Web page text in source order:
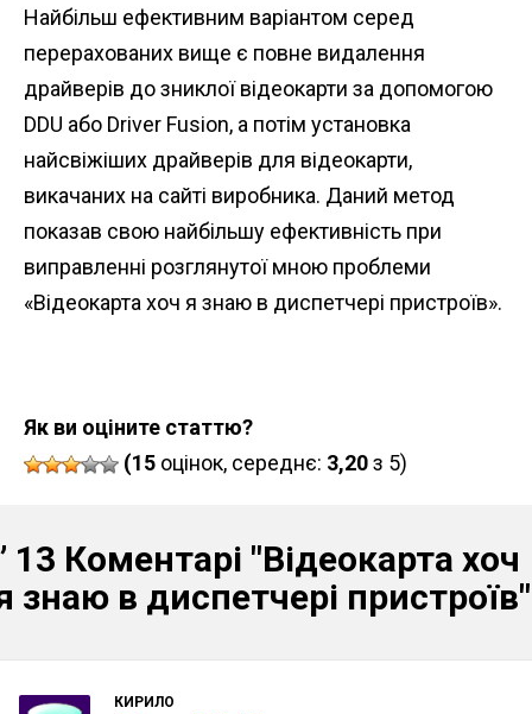
Найбільш ефективним варіантом серед
перерахованих вище є повне видалення
драйверів до зниклої відеокарти за допомогою
DDU або Driver Fusion, а потім установка
найсвіжіших драйверів для відеокарти,
викачаних на сайті виробника. Даний метод
показав свою найбільшу ефективність при
виправленні розглянутої мною проблеми
«Відеокарта хоч я знаю в диспетчері пристроїв».
Як ви оціните статтю?
(15 оцінок, середнє: 3,20з 5)
13 Коментарі "Відеокарта хоч
знаю в диспетчері пристроїв"
КИРИЛО